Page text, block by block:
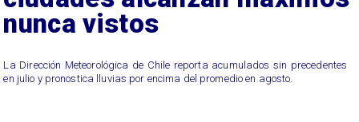
nunca vistos
La Dirección Meteorológica de Chile reporta acumulados sin precedentes
en julio y pronostica lluvias por encima del promedio en agosto.